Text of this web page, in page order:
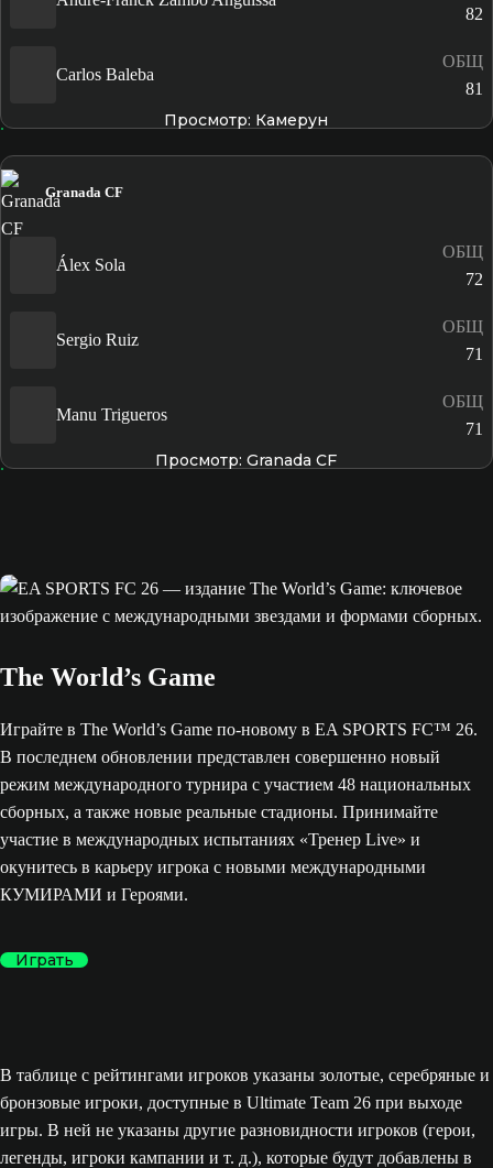
82
Carlos Baleba
ОБЩ
81
Просмотр: Камерун
Granada CF
Álex Sola
ОБЩ
72
Sergio Ruiz
ОБЩ
71
Manu Trigueros
ОБЩ
71
Просмотр: Granada CF
The World’s Game
Играйте в The World’s Game по-новому в EA SPORTS FC™ 26.
В последнем обновлении представлен совершенно новый
режим международного турнира с участием 48 национальных
сборных, а также новые реальные стадионы. Принимайте
участие в международных испытаниях «Тренер Live» и
окунитесь в карьеру игрока с новыми международными
КУМИРАМИ и Героями.
Играть
В таблице с рейтингами игроков указаны золотые, серебряные и
бронзовые игроки, доступные в Ultimate Team 26 при выходе
игры. В ней не указаны другие разновидности игроков (герои,
легенды, игроки кампании и т. д.), которые будут добавлены в